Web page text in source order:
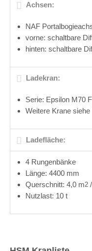
Achsen:
NAF
vorne: schaltbare
hinten: schaltbare
Ladekran:
Serie: Epsilon M70
Weitere Krane
Ladefläche:
4 Rungenbänke
Länge: 4400 mm
Querschnitt: 4,0 m2
Nutzlast: 10 t